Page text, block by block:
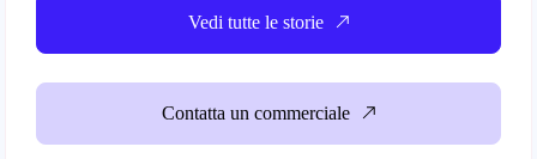
Vedi tutte le storie
Contatta un commerciale